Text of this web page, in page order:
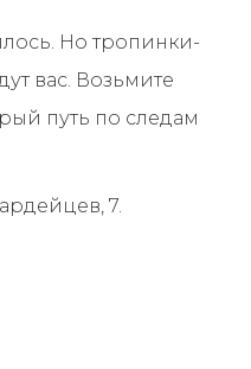
Но тропинки-
вас. Возьмите
путь по следам
7.
38